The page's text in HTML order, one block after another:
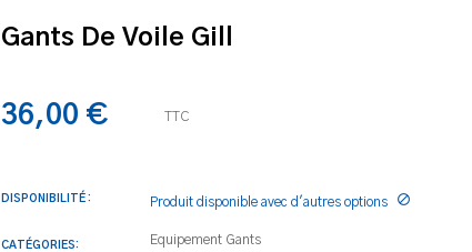
Gants De Voile Gill
36,00 € TTC
DISPONIBILITÉ : Produit disponible avec d'autres options 
CATÉGORIES: Equipement Gants